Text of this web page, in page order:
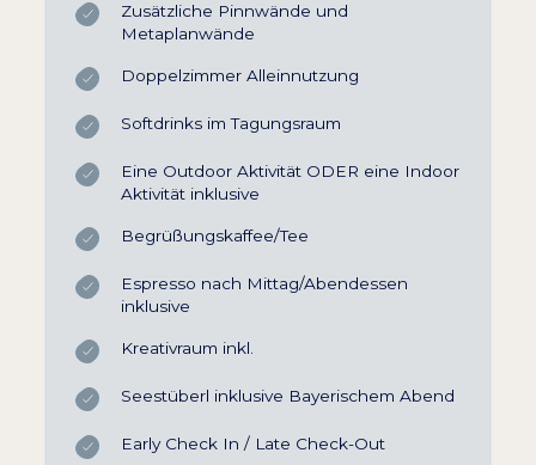
Zusätzliche Pinnwände und
Metaplanwände
Doppelzimmer Alleinnutzung
Softdrinks im Tagungsraum
Eine Outdoor Aktivität ODER eine Indoor
Aktivität inklusive
Begrüßungskaffee/Tee
Espresso nach Mittag/Abendessen
inklusive
Kreativraum inkl.
Seestüberl inklusive Bayerischem Abend
Early Check In / Late Check-Out